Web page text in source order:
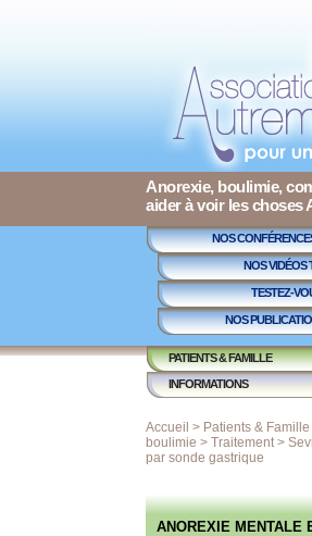
Anorexie, boulimie,
aider à voir les choses
NOS
NOS VIDÉOS
TESTEZ-
NOS
PATIENTS & FAMILLE
INFORMATIONS
Accueil > Patients & Famille
boulimie > Traitement>
par sonde gastrique
ANOREXIE MENTALE